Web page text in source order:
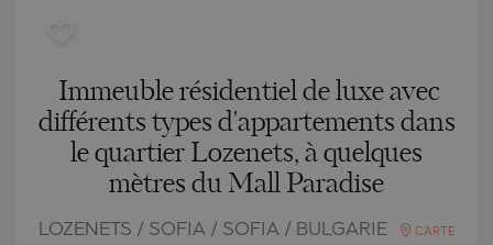
Immeuble résidentiel de luxe avec
différents types d'appartements dans
le quartier Lozenets, à quelques
mètres du Mall Paradise
LOZENETS / SOFIA / SOFIA / BULGARIE CARTE